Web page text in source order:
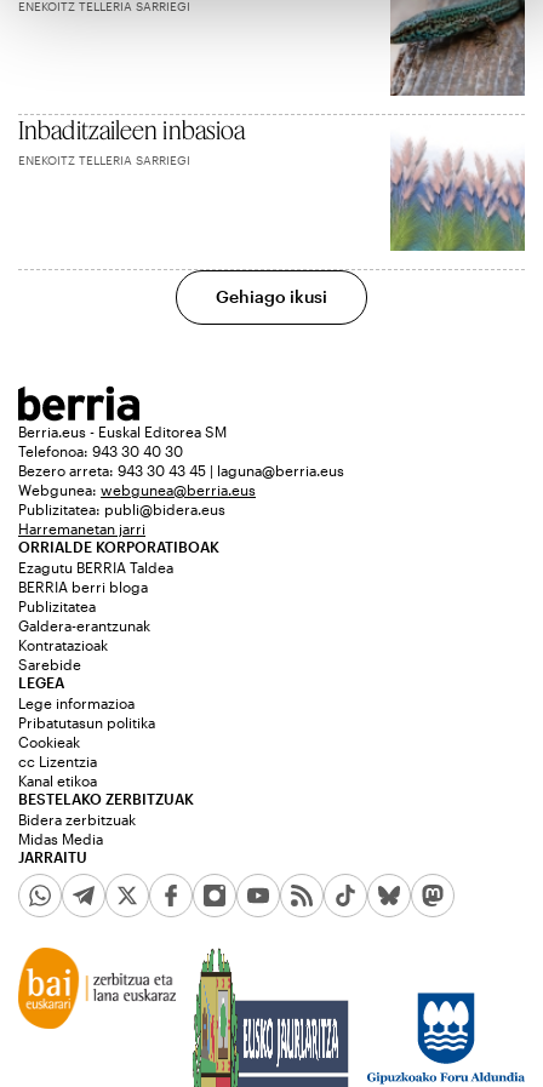
ENEKOITZ TELLERIA SARRIEGI
Inbaditzaileen inbasioa
ENEKOITZ TELLERIA SARRIEGI
Gehiago ikusi
Berria.eus - Euskal Editorea SM
Telefonoa: 943 30 40 30
Bezero arreta: 943 30 43 45 | laguna@berria.eus
Webgunea: webgunea@berria.eus
Publizitatea: publi@bidera.eus
Harremanetan jarri
ORRIALDE KORPORATIBOAK
Ezagutu BERRIA Taldea
BERRIA berri bloga
Publizitatea
Galdera-erantzunak
Kontratazioak
Sarebide
JARRAITU
LEGEA
Lege informazioa
Pribatutasun politika
Cookieak
cc Lizentzia
Kanal etikoa
BESTELAKO ZERBITZUAK
Bidera zerbitzuak
Midas Media